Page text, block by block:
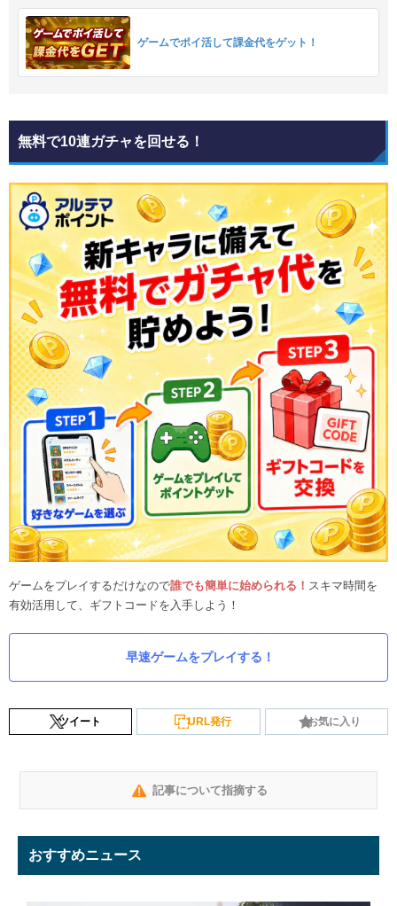
ゲームでポイ活して課金代をゲット！
無料で10連ガチャを回せる！
ゲームをプレイするだけなので誰でも簡単に始められる！ スキマ時間を
有効活用して、ギフトコードを入手しよう！
早速ゲームをプレイする！
ツイート URL発行 お気に入り
記事について指摘する
おすすめニュース